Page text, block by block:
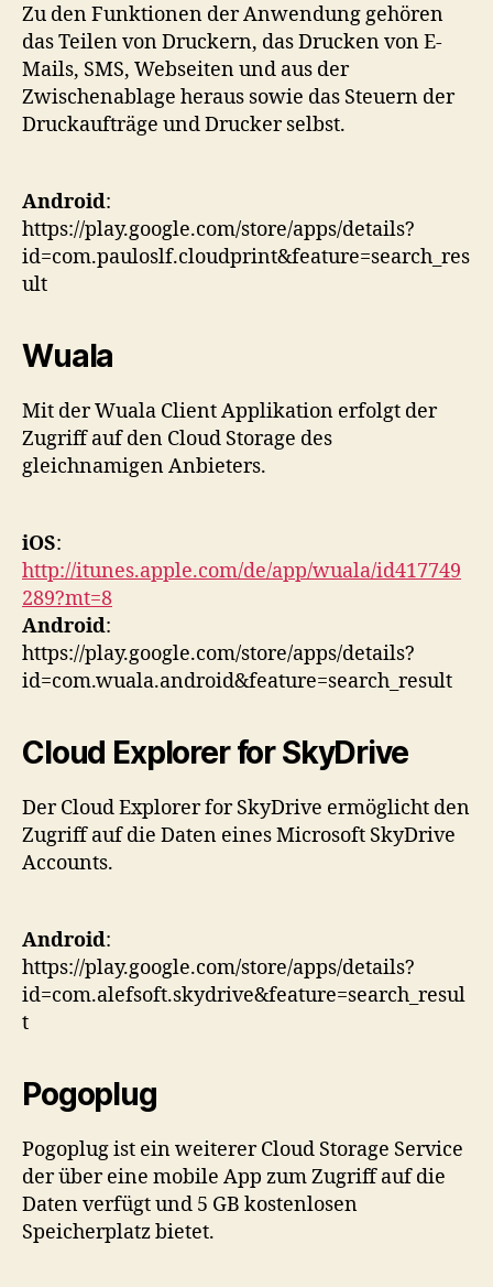
Zu den Funktionen der Anwendung gehören
das Teilen von Druckern, das Drucken von E-
Mails, SMS, Webseiten und aus der
Zwischenablage heraus sowie das Steuern der
Druckaufträge und Drucker selbst.
Android:
https://play.google.com/store/apps/details?
id=com.pauloslf.cloudprint&feature=search_res
ult
Wuala
Mit der Wuala Client Applikation erfolgt der
Zugriff auf den Cloud Storage des
gleichnamigen Anbieters.
iOS:
http://itunes.apple.com/de/app/wuala/id417749
289?mt=8
Android:
https://play.google.com/store/apps/details?
id=com.wuala.android&feature=search_result
Cloud Explorer for SkyDrive
Der Cloud Explorer for SkyDrive ermöglicht den
Zugriff auf die Daten eines Microsoft SkyDrive
Accounts.
Android:
https://play.google.com/store/apps/details?
id=com.alefsoft.skydrive&feature=search_resul
t
Pogoplug
Pogoplug ist ein weiterer Cloud Storage Service
der über eine mobile App zum Zugriff auf die
Daten verfügt und 5 GB kostenlosen
Speicherplatz bietet.